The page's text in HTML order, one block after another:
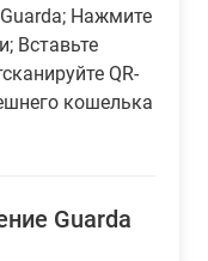
Нажмите
Вставьте
QR-
кошелька
Guarda